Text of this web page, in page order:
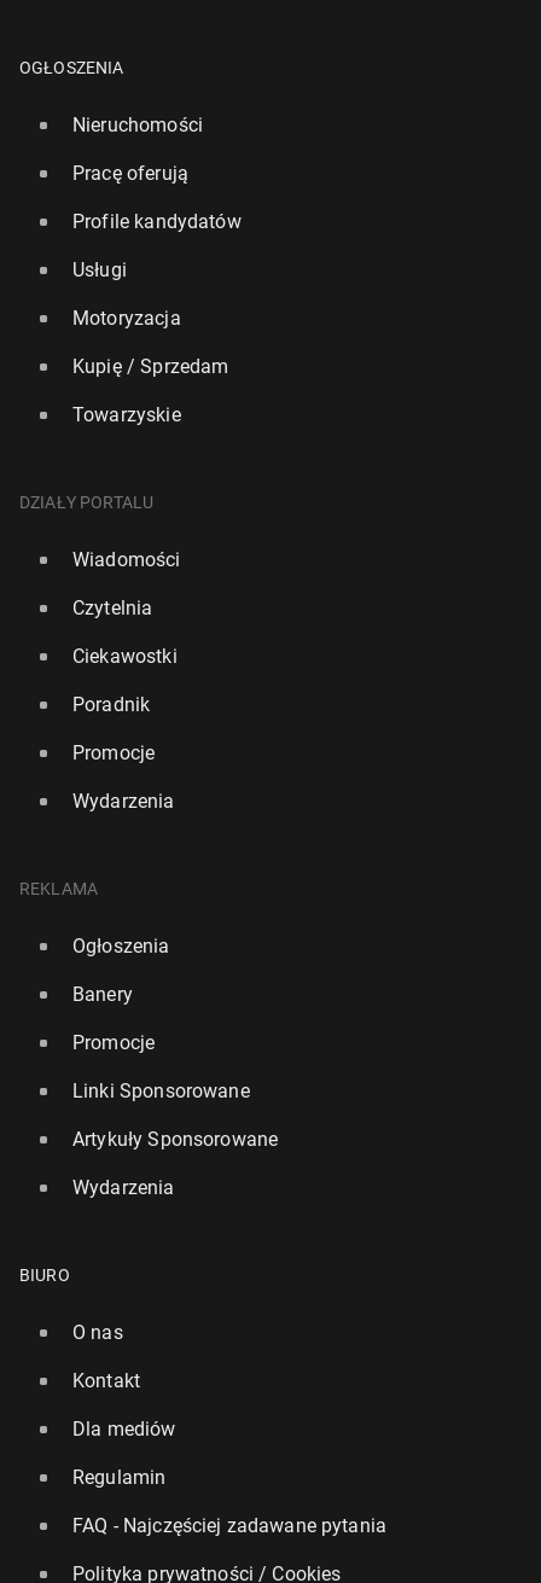
OGŁOSZENIA
Nieruchomości
Pracę oferują
Profile kandydatów
Usługi
Motoryzacja
Kupię / Sprzedam
Towarzyskie
DZIAŁY PORTALU
Wiadomości
Czytelnia
Ciekawostki
Poradnik
Promocje
Wydarzenia
REKLAMA
Ogłoszenia
Banery
Promocje
Linki Sponsorowane
Artykuły Sponsorowane
Wydarzenia
BIURO
O nas
Kontakt
Dla mediów
Regulamin
FAQ - Najczęściej zadawane pytania
Polityka prywatności / Cookies